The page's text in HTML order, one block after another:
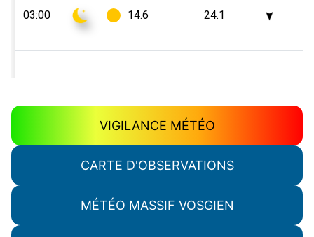
VIGILANCE MÉTÉO
CARTE D'OBSERVATIONS
MÉTÉO MASSIF VOSGIEN